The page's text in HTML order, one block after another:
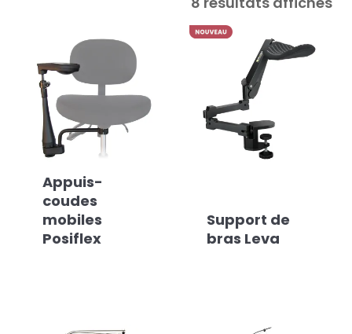
Appuis-
coudes
mobiles
Posiflex
Support de
bras Leva